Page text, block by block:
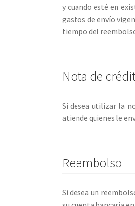
y cuando esté en
gastos de envío
tiempo del
Nota de
Si desea utilizar la
atiende quienes le
Reembolso
Si desea un